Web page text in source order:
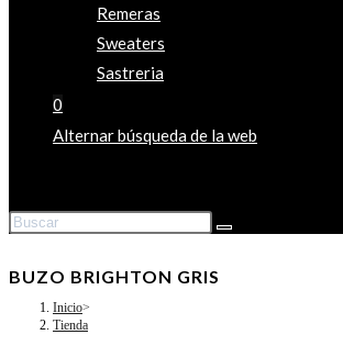
Remeras
Sweaters
Sastreria
0
Alternar búsqueda de la web
BUZO BRIGHTON GRIS
Inicio>
Tienda